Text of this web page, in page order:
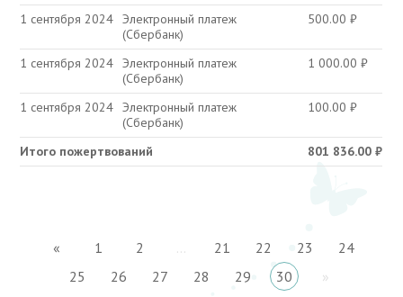
1 сентября 2024 Электронный платеж
(Сбербанк)
500.00₽
1 сентября 2024 Электронный платеж
(Сбербанк)
1 000.00₽
1 сентября 2024 Электронный платеж
(Сбербанк)
100.00₽
Итого пожертвований 801 836.00₽
« 1 2 ... 21 22 23
24
25
26 27 28 29 30 »